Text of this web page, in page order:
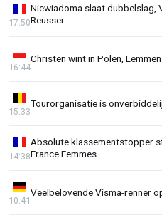
Niewiadoma slaat dubbelslag,
Reusser
17:50
Christen wint in Polen,
16:44
Tourorganisatie is
15:33
Absolute klassementstopper
France Femmes
14:38
Veelbelovende Visma-renner
10:41